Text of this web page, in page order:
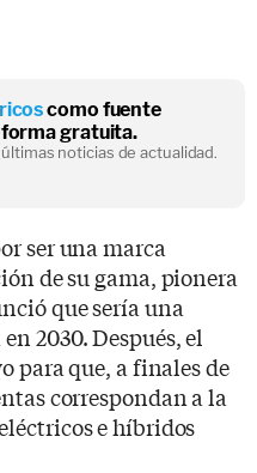
como fuente
gratuita.
noticias de actualidad.
ser una marca
de su gama, pionera
que sería una
2030. Después, el
para que, a finales de
correspondan a la
e híbridos